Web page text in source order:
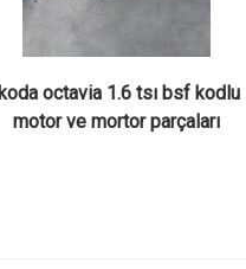
octavia 1.6 tsı bsf kodlu
motor ve mortor parçaları